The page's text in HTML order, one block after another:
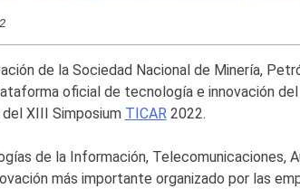
de la Sociedad Nacional de Minería,
oficial de tecnología e innovación
XIII Simposium TICAR2022.
de la Información, Telecomunicaciones,
más importante organizado por las